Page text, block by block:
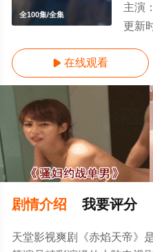
全100集/全集
主演：
更新
 在线观看
剧情介绍 我要评分
天堂影视爽剧《赤焰天帝》